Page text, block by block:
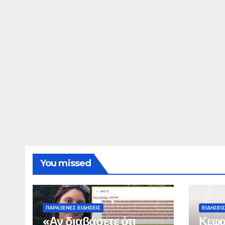
You missed
ΠΑΡΆΞΕΝΕΣ ΕΙΔΉΣΕΙΣ
«Αν διαβάσετε ότι
ΕΙΔΉΣΕΙΣ